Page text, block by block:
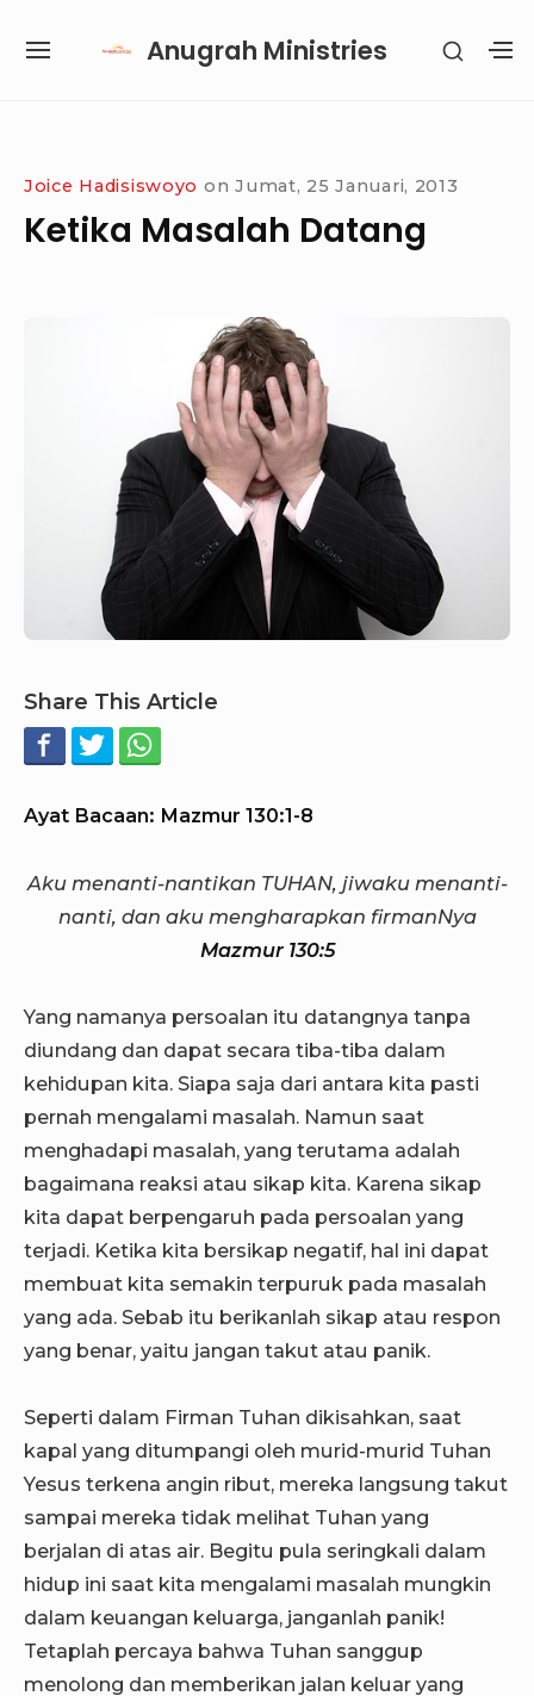
Anugrah Ministries
SITE
SHOW
Joice Hadisiswoyo on Jumat, 25 Januari, 2013
Ketika Masalah Datang
Share This Article
Ayat Bacaan: Mazmur 130:1-8
Aku menanti-nantikan TUHAN, jiwaku menanti-
nanti, dan aku mengharapkan firmanNya
Mazmur 130:5
Yang namanya persoalan itu datangnya tanpa
diundang dan dapat secara tiba-tiba dalam
kehidupan kita. Siapa saja dari antara kita pasti
pernah mengalami masalah. Namun saat
menghadapi masalah, yang terutama adalah
bagaimana reaksi atau sikap kita. Karena sikap
kita dapat berpengaruh pada persoalan yang
terjadi. Ketika kita bersikap negatif, hal ini dapat
membuat kita semakin terpuruk pada masalah
yang ada. Sebab itu berikanlah sikap atau respon
yang benar, yaitu jangan takut atau panik.
Seperti dalam Firman Tuhan dikisahkan, saat
kapal yang ditumpangi oleh murid-murid Tuhan
Yesus terkena angin ribut, mereka langsung takut
sampai mereka tidak melihat Tuhan yang
berjalan di atas air. Begitu pula seringkali dalam
hidup ini saat kita mengalami masalah mungkin
dalam keuangan keluarga, janganlah panik!
Tetaplah percaya bahwa Tuhan sanggup
menolong dan memberikan jalan keluar yang